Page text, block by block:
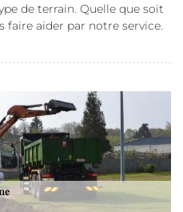
de terrain. Quelle que soit
faire aider par notre service.